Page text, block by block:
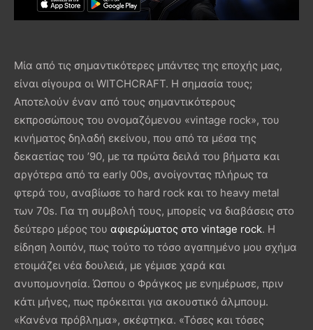
Μία από τις σημαντικότερες μπάντες της εποχής μας,
είναι σίγουρα οι WITCHCRAFT. Η σημασία τους;
Αποτελούν έναν από τους σημαντικότερους
εκπροσώπους του ονομαζόμενου «vintage rock», του
κινήματος δηλαδή εκείνου, που από τα μέσα της
δεκαετίας του ’90, με τα πρώτα δειλά του βήματα και
αργότερα από τα early 00s, ανοίγοντας πλήρως τα
φτερά του, αναβίωσε το hard rock και το heavy metal
των 70s. Για τη συμβολή τους, μπορείς να διαβάσεις στο
δεύτερο μέρος του αφιερώματος στo vintage rock. Η
είδηση λοιπόν, πως τούτο το τόσο αγαπημένο μου σχήμα
ετοιμάζει νέα δουλειά, με γέμισε χαρά και
ανυπομονησία. Ώσπου ο Φράγκος με ενημέρωσε, πριν
κάτι μήνες, πως πρόκειται για ακουστικό άλμπουμ.
«Κανένα πρόβλημα», σκέφτηκα. «Τόσες και τόσες